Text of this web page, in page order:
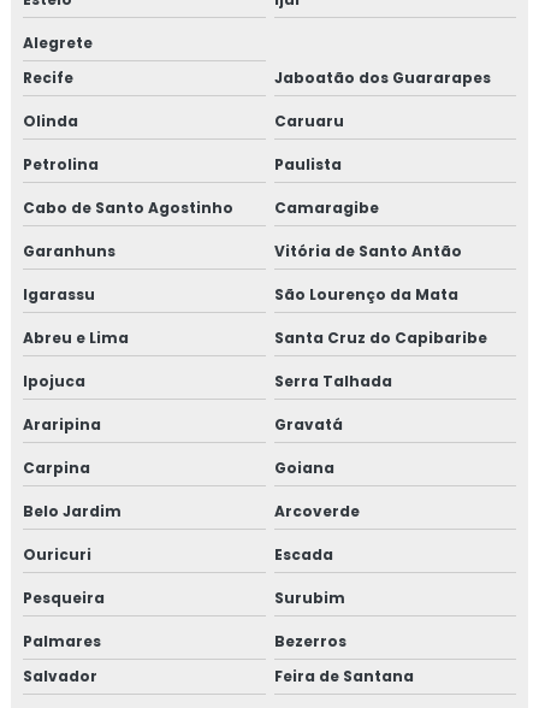
Alegrete
Recife
Jaboatão dos Guararapes
Olinda Caruaru
Petrolina Paulista
Cabo de Santo Agostinho Camaragibe
Garanhuns Vitória de Santo Antão
Igarassu São Lourenço da Mata
Abreu e Lima Santa Cruz do Capibaribe
Ipojuca Serra Talhada
Araripina Gravatá
Carpina Goiana
Belo Jardim Arcoverde
Ouricuri Escada
Pesqueira Surubim
Palmares
Bezerros
Salvador
Feira de Santana